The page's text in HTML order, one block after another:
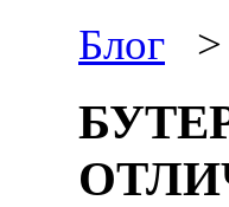
Блог >